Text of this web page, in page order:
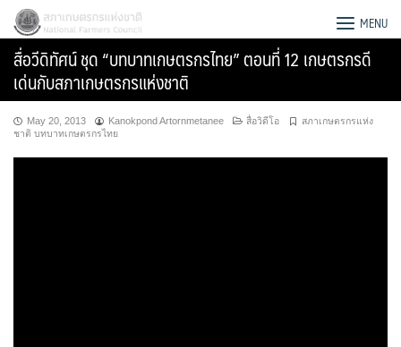
Skip
content
สภาเกษตรกรแห่งชาติ MENU
สื่อวีดิทัศน์ ชุด “บทบาทเกษตรกรไทย” ตอนที่ 12 เกษตรกรดี
เด่นกับสภาเกษตรกรแห่งชาติ
May 20, 2013 Kanokpond Artornmetanee สื่อวิดีโอ
สภาเกษตรกรแห่ง
ชาติ บทบาทเกษตรกรไทย